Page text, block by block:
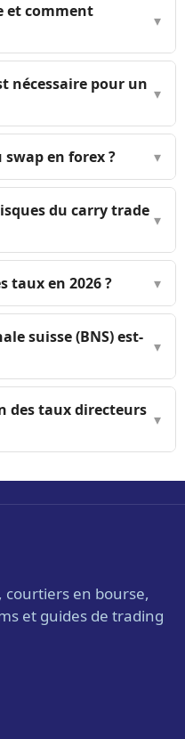
et comment
▾
nécessaire pour un ▾
en forex ? ▾
du carry trade ▾
taux en 2026 ? ▾
suisse (BNS) est- ▾
des taux directeurs ▾
courtiers en bourse,
et guides de trading